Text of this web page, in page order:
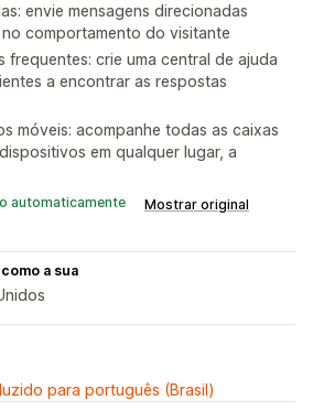
envie mensagens direcionadas
comportamento do visitante
frequentes: crie uma central de ajuda
a encontrar as respostas
móveis: acompanhe todas as caixas
em qualquer lugar, a
automaticamente Mostrar original
a sua
para português (Brasil)